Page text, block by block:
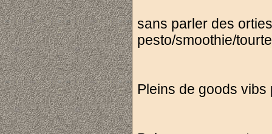
sans parler des
pesto/smoothie/
Pleins de goods